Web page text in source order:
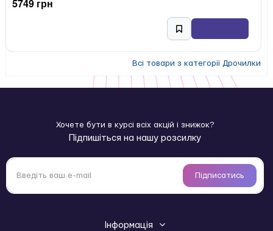
5749 грн
Всі товари з категорії Дрочилки
Хочете бути в курсі всіх акцій і знижок?
Підпишіться на нашу розсилку
Підписатись
Інформація